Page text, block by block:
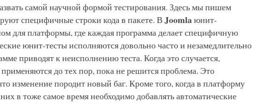
самой научной формой тестирования. Здесь мы пишем
специфичные строки кода в пакете. В Joomlaюнит-
для платформы, где каждая программа делает специфичную
юнит-тесты исполняются довольно часто и незамедлительно
приводят к неисполнению теста. Когда это случается,
до тех пор, пока не решится проблема. Это
изменение породит новый баг. Кроме того, когда в платформу
в тоже самое время необходимо добавлять автоматические